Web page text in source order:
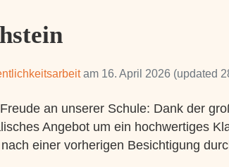
am 16. April 2026 (updated
an unserer Schule: Dank der
Angebot um ein hochwertiges
einer vorherigen Besichtigung